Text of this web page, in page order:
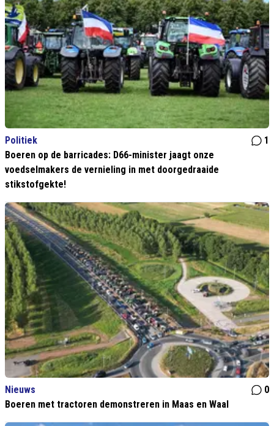
Politiek
1
Boeren op de barricades: D66-minister jaagt onze
voedselmakers de vernieling in met doorgedraaide
stikstofgekte!
Nieuws
0
Boeren met tractoren demonstreren in Maas en Waal